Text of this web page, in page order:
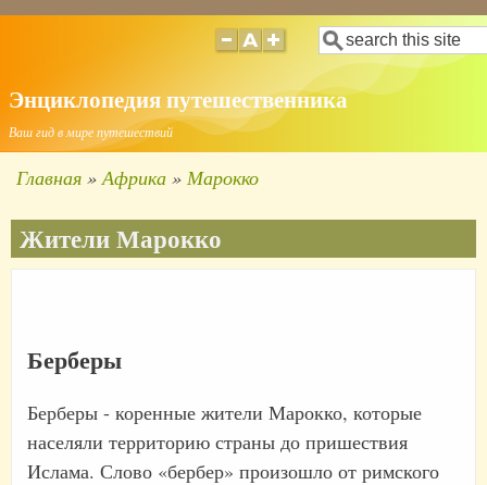
основному
содержанию
Поиск
Энциклопедия путешественника
Ваш гид в мире путешествий
навигации
Главная Африка Марокко
Жители Марокко
Берберы
Берберы - коренные жители Марокко, которые
населяли территорию страны до пришествия
Ислама. Слово «бербер» произошло от римского